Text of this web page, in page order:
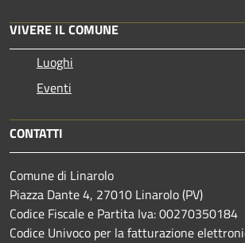
VIVERE IL COMUNE
Luoghi
Eventi
CONTATTI
Comune di Linarolo
Piazza Dante 4, 27010 Linarolo (PV)
Codice Fiscale e Partita Iva: 00270350184
Codice Univoco per la fatturazione